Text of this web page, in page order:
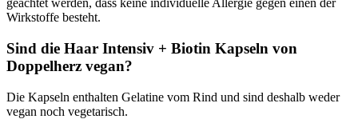
geachtet werden, dass keine individuelle Allergie gegen einen der
Wirkstoffe besteht.
Sind die Haar Intensiv + Biotin Kapseln von
Doppelherz vegan?
Die Kapseln enthalten Gelatine vom Rind und sind deshalb weder
vegan noch vegetarisch.